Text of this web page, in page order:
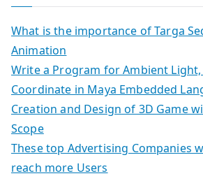
What is the importance of Targa
Animation
Write a Program for Ambient Light,
Coordinate in Maya Embedded
Creation and Design of 3D Game
Scope
These top Advertising Companies
reach more Users